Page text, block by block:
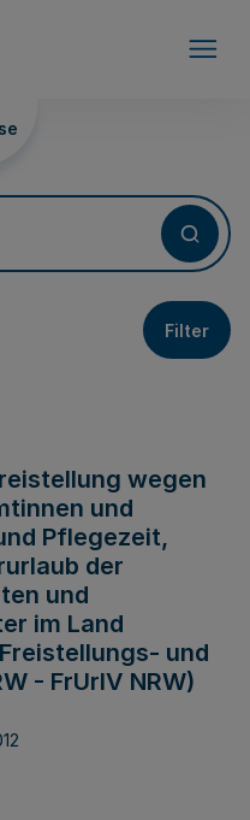
Filter
wegen
und
Pflegezeit,
der
und
im Land
und
- FrUrlV NRW)